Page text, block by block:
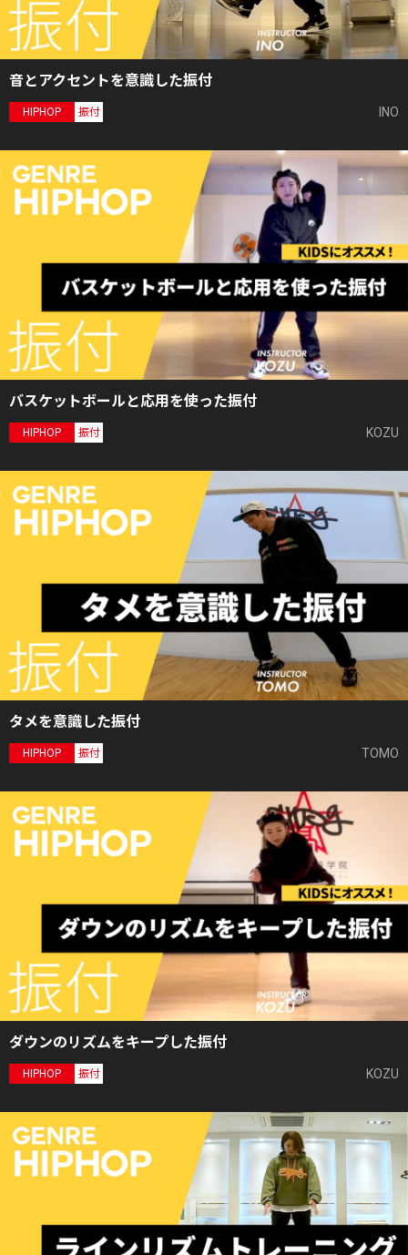
音とアクセントを意識した振付
HIPHOP 振付 INO
バスケットボールと応用を使った振付
HIPHOP 振付 KOZU
タメを意識した振付
HIPHOP 振付 TOMO
ダウンのリズムをキープした振付
HIPHOP 振付 KOZU